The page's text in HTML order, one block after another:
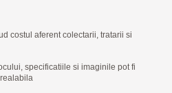
costul aferent colectarii, tratarii si
specificatiile si imaginile pot fi